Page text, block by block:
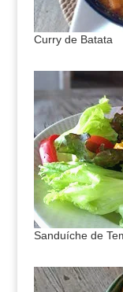
Curry de Batata
Sanduíche de